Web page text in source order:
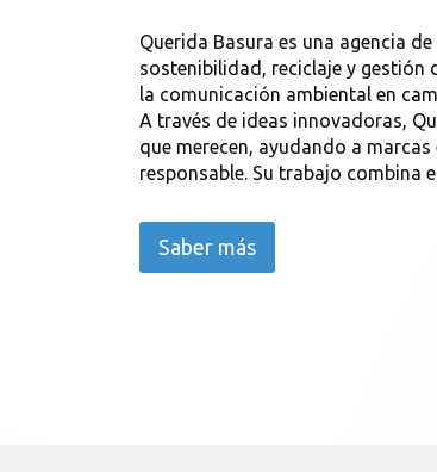
Querida Basura es una agencia
sostenibilidad, reciclaje y gestión
la comunicación ambiental en
A través de ideas innovadoras,
que merecen, ayudando a
responsable. Su trabajo combina
Saber más